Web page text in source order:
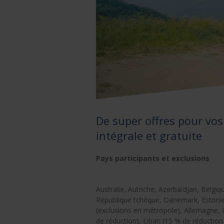
De super offres pour
intégrale et gratuite
Pays participants et exclusions
Australie, Autriche, Azerbaïdjan,
République tchèque, Danemark,
(exclusions en métropole),
de réduction), Liban (15 % de